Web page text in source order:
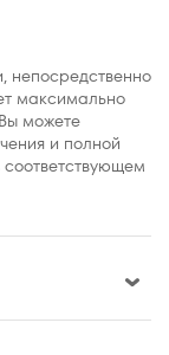
непосредственно
максимально
можете
и полной